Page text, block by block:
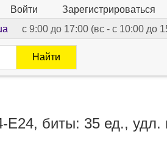
Войти
Зарегистрироваться
с 9:00 до 17:00 (вс - с 10:00 до
Найти
биты: 35 ед., удл.